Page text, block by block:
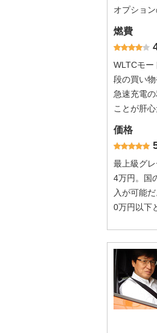
オプショ
燃費
WLTCモー
段の買い
急速充電
ことが肝心
価格
最上級グ
4万円。国
入が可能
0万円以下